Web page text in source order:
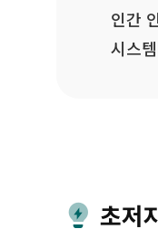
인간
시스
초저